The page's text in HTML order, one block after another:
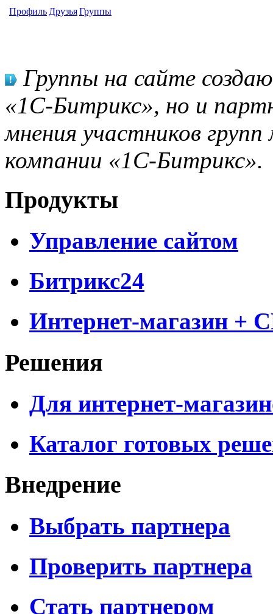
Профиль ДрузьяГруппы
Группы на сайте
«1С-Битрикс», но и
мнения участников
компании «1С-Битрикс».
Продукты
Управление сайтом
Битрикс24
Интернет-магазин +
Решения
Для интернет-
Каталог готовых
Внедрение
Выбрать партнера
Проверить партнера
Стать партнером